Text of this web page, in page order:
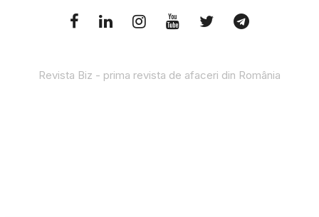
Revista Biz - prima revista de afaceri din România